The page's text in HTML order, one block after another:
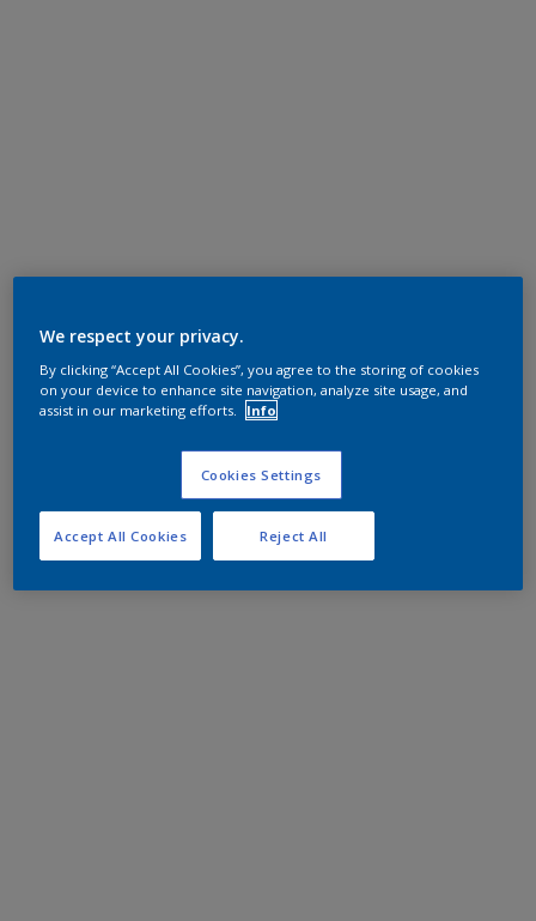
We respect your privacy.
By clicking “Accept All Cookies”, you agree to the storing of cookies
on your device to enhance site navigation, analyze site usage, and
assist in our marketing efforts.
Info
Cookies Settings
Reject All
Accept All Cookies